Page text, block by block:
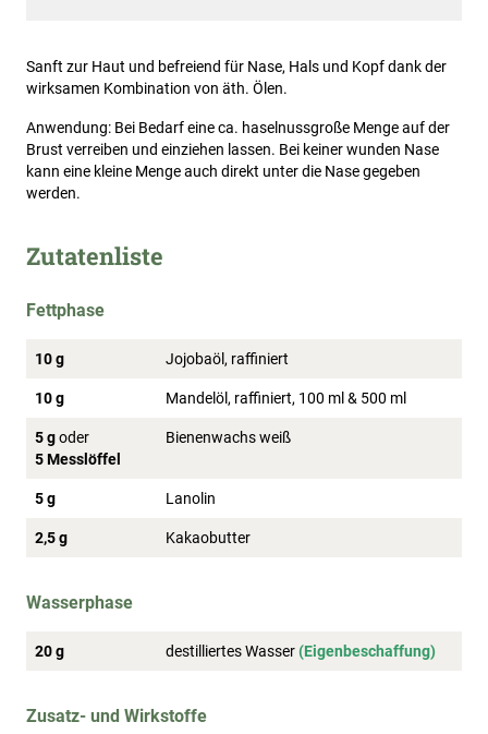
Sanft zur Haut und befreiend für Nase, Hals und Kopf dank der
wirksamen Kombination von äth. Ölen.
Anwendung: Bei Bedarf eine ca. haselnussgroße Menge auf der
Brust verreiben und einziehen lassen. Bei keiner wunden Nase
kann eine kleine Menge auch direkt unter die Nase gegeben
werden.
Zutatenliste
Fettphase
10 g Jojobaöl, raffiniert
10 g Mandelöl, raffiniert, 100 ml & 500 ml
5 goder
5 Messlöffel
Bienenwachs weiß
5 g Lanolin
2,5 g Kakaobutter
Wasserphase
20 g destilliertes Wasser(Eigenbeschaffung)
Zusatz- und Wirkstoffe